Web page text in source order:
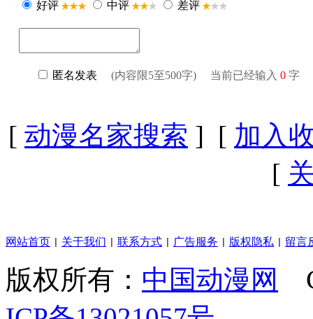
[ 动漫名家搜索 ] [ 加入
[
网站首页 关于我们 联系方式 广告服务 版权隐私 留言
版权所有： 中国动漫网